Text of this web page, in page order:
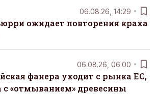
06.08.26, 14:29
ожидает повторения краха
06.08.26, 06:00
фанера уходит с рынка ЕС,
с «отмыванием» древесины